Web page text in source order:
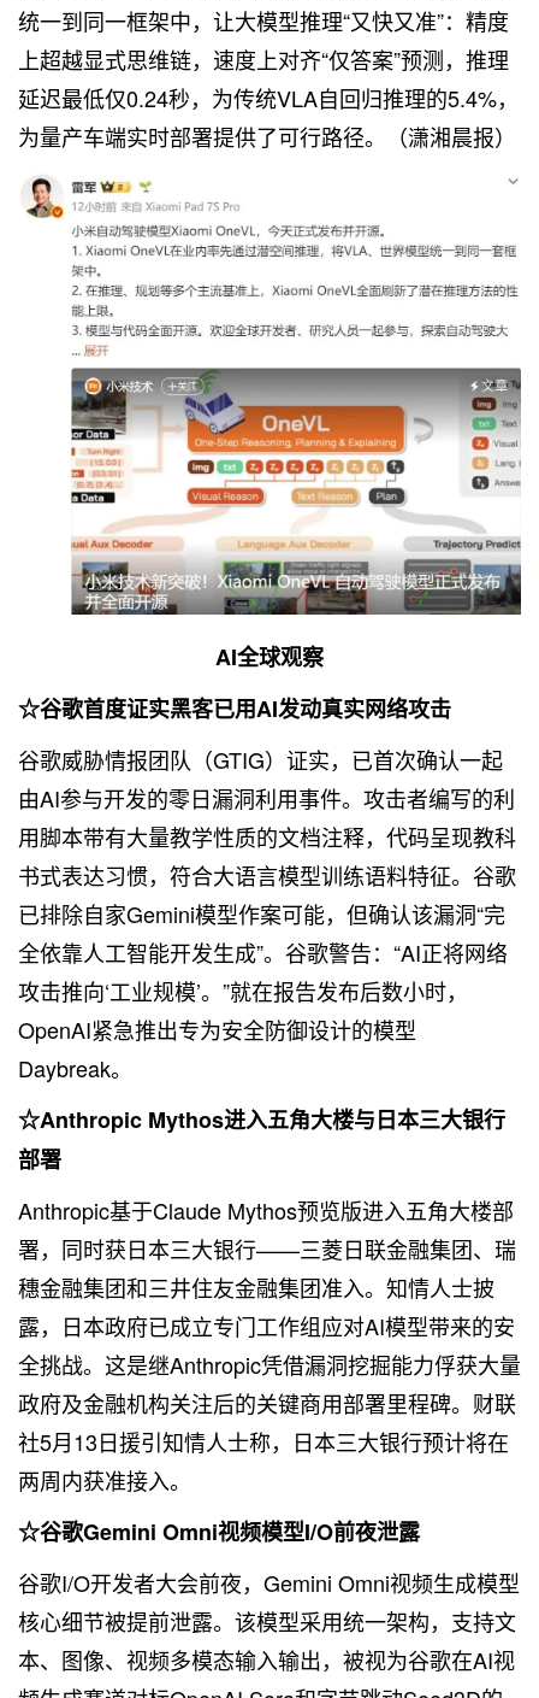
统一到同一框架中，让大模型推理“又快又准”：精度
上超越显式思维链，速度上对齐“仅答案”预测，推理
延迟最低仅0.24秒，为传统VLA自回归推理的5.4%，
为量产车端实时部署提供了可行路径。（潇湘晨报）
AI全球观察
☆谷歌首度证实黑客已用AI发动真实网络攻击
谷歌威胁情报团队（GTIG）证实，已首次确认一起
由AI参与开发的零日漏洞利用事件。攻击者编写的利
用脚本带有大量教学性质的文档注释，代码呈现教科
书式表达习惯，符合大语言模型训练语料特征。谷歌
已排除自家Gemini模型作案可能，但确认该漏洞“完
全依靠人工智能开发生成”。谷歌警告：“AI正将网络
攻击推向‘工业规模’。”就在报告发布后数小时，
OpenAI紧急推出专为安全防御设计的模型
Daybreak。
☆Anthropic Mythos进入五角大楼与日本三大银行
部署
Anthropic基于Claude Mythos预览版进入五角大楼部
署，同时获日本三大银行——三菱日联金融集团、瑞
穗金融集团和三井住友金融集团准入。知情人士披
露，日本政府已成立专门工作组应对AI模型带来的安
全挑战。这是继Anthropic凭借漏洞挖掘能力俘获大量
政府及金融机构关注后的关键商用部署里程碑。财联
社5月13日援引知情人士称，日本三大银行预计将在
两周内获准接入。
☆谷歌Gemini Omni视频模型I/O前夜泄露
谷歌I/O开发者大会前夜，Gemini Omni视频生成模型
核心细节被提前泄露。该模型采用统一架构，支持文
本、图像、视频多模态输入输出，被视为谷歌在AI视